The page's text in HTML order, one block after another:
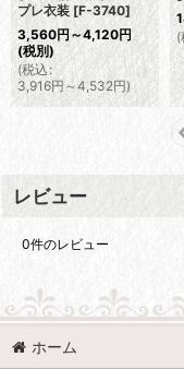
プレ衣装 [F-3740]
3,560円～4,120円
(税別)
(税込:
3,916円～4,532円)
(
レビュー
0件のレビュー
ホーム